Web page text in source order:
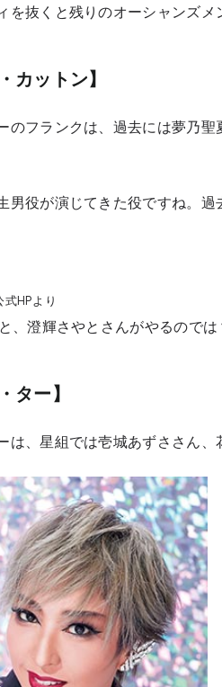
を抜くと残りのオーシャンズメ
カットン】
のフランクは、過去には夢乃
男役が演じてきた役ですね。過
HPより
、澄輝さやとさんがやるのでは
ター】
は、星組では壱城あずささん、